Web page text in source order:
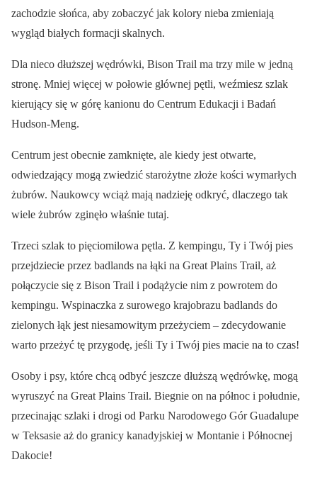
zachodzie słońca, aby zobaczyć jak kolory nieba zmieniają
wygląd białych formacji skalnych.
Dla nieco dłuższej wędrówki, Bison Trail ma trzy mile w jedną
stronę. Mniej więcej w połowie głównej pętli, weźmiesz szlak
kierujący się w górę kanionu do Centrum Edukacji i Badań
Hudson-Meng.
Centrum jest obecnie zamknięte, ale kiedy jest otwarte,
odwiedzający mogą zwiedzić starożytne złoże kości wymarłych
żubrów. Naukowcy wciąż mają nadzieję odkryć, dlaczego tak
wiele żubrów zginęło właśnie tutaj.
Trzeci szlak to pięciomilowa pętla. Z kempingu, Ty i Twój pies
przejdziecie przez badlands na łąki na Great Plains Trail, aż
połączycie się z Bison Trail i podążycie nim z powrotem do
kempingu. Wspinaczka z surowego krajobrazu badlands do
zielonych łąk jest niesamowitym przeżyciem – zdecydowanie
warto przeżyć tę przygodę, jeśli Ty i Twój pies macie na to czas!
Osoby i psy, które chcą odbyć jeszcze dłuższą wędrówkę, mogą
wyruszyć na Great Plains Trail. Biegnie on na północ i południe,
przecinając szlaki i drogi od Parku Narodowego Gór Guadalupe
w Teksasie aż do granicy kanadyjskiej w Montanie i Północnej
Dakocie!